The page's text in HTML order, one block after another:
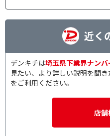
近く
デンキチは埼玉県下業界ナン
見たい、より詳しい説明を聞
をご利用ください。
店舗